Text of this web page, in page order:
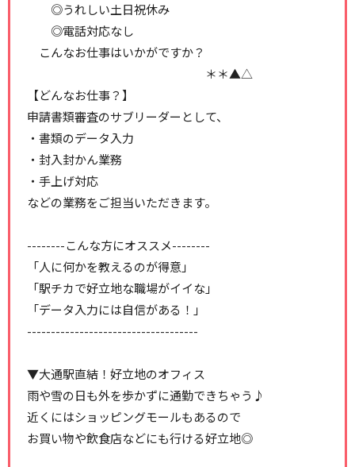
◎うれしい土日祝休み
◎電話対応なし
こんなお仕事はいかがですか？
＊＊▲△
【どんなお仕事？】
申請書類審査のサブリーダーとして、
・書類のデータ入力
・封入封かん業務
・手上げ対応
などの業務をご担当いただきます。
--------こんな方にオススメ--------
「人に何かを教えるのが得意」
「駅チカで好立地な職場がイイな」
「データ入力には自信がある！」
------------------------------------
▼大通駅直結！好立地のオフィス
雨や雪の日も外を歩かずに通勤できちゃう♪
近くにはショッピングモールもあるので
お買い物や飲食店などにも行ける好立地◎